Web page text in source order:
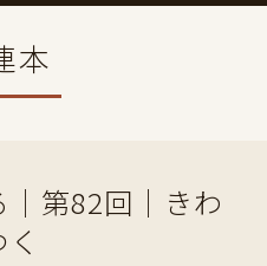
本
第82回｜きわ